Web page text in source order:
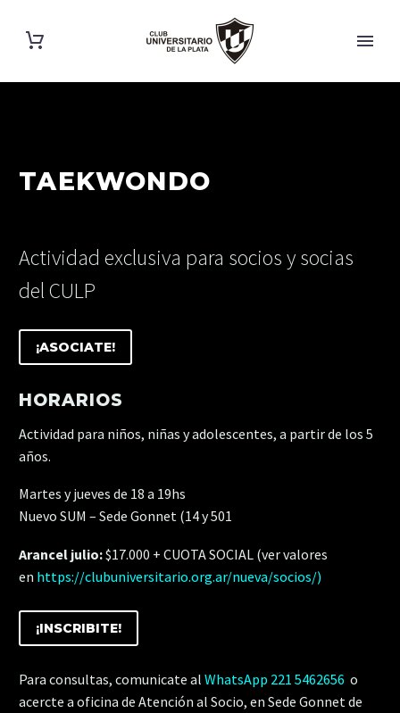
TAEKWONDO
Actividad exclusiva para socios y socias
del CULP
¡ASOCIATE!
HORARIOS
Actividad para niños, niñas y adolescentes, a partir de los 5
años.
Martes y jueves de 18 a 19hs
Nuevo SUM – Sede Gonnet (14 y 501
Arancel julio:$17.000 + CUOTA SOCIAL (ver valores
en https://clubuniversitario.org.ar/nueva/socios/)
¡INSCRIBITE!
Para consultas, comunicate al WhatsApp 221 5462656 o
acercte a oficina de Atención al Socio, en Sede Gonnet de